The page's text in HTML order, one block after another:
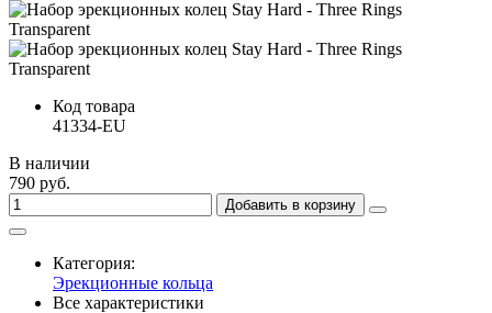
Код товара
41334-EU
В наличии
790 руб.
Добавить в корзину
Категория:
Эрекционные кольца
Все характеристики